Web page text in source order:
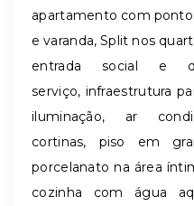
apartamento com
e varanda, Split nos
entrada social e
serviço, infraestrutura
iluminação, ar
cortinas, piso em
porcelanato na área
cozinha com água